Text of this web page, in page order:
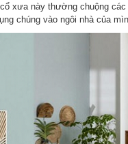
xưa này thường chuộng
chúng vào ngôi nhà của